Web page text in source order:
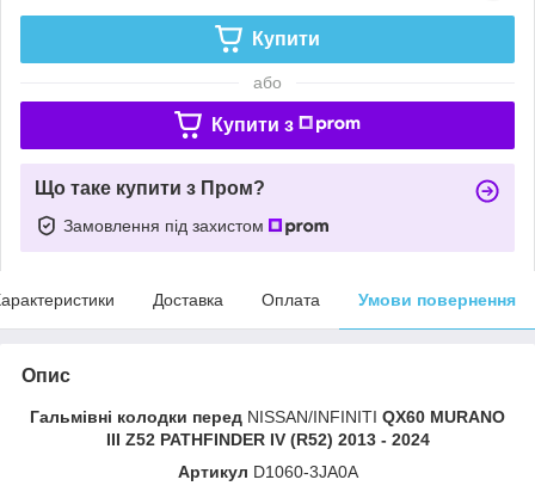
Купити
або
Купити з
Що таке купити з Пром?
Замовлення під захистом
Доставка Оплата Умови повернення
Опис
Гальмівні колодки перед NISSAN/INFINITI QX60 MURANO
III Z52 PATHFINDER IV (R52) 2013 - 2024
Артикул D1060-3JA0A